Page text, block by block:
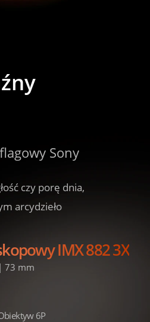
czy porę dnia,
arcydzieło
flagowy Sony
czy porę dnia,
arcydzieło
flagowy Sony
6P
IMX 882 3X
73 mm
czy porę dnia,
arcydzieło
Sony